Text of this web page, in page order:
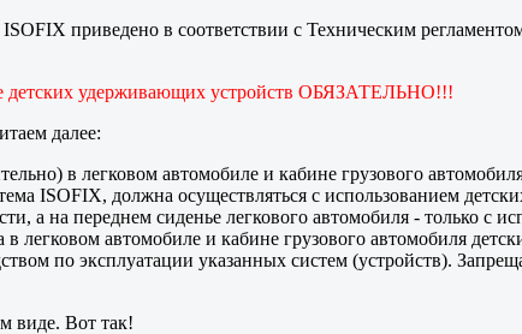
приведено в соответствии с Техническим
детских удерживающих устройств ОБЯЗАТЕЛЬНО!!!
далее:
в легковом автомобиле и кабине грузового
ISOFIX, должна осуществляться с использованием
а на переднем сиденье легкового автомобиля - только с
в легковом автомобиле и кабине грузового автомобиля
по эксплуатации указанных систем (устройств).
виде. Вот так!